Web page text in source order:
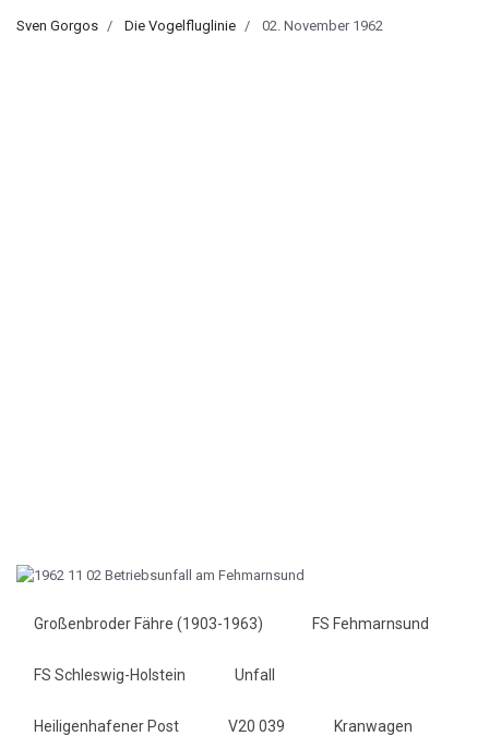
Sven Gorgos Die Vogelfluglinie 02. November 1962
Großenbroder Fähre (1903-1963) FS Fehmarnsund
FS Schleswig-Holstein Unfall
Heiligenhafener Post V20 039 Kranwagen